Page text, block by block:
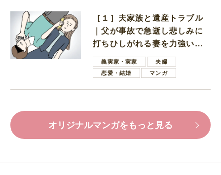
［１］夫家族と遺産トラブル
｜父が事故で急逝し悲しみに
打ちひしがれる妻を力強い言
葉で励ます夫
義実家・実家
夫婦
恋愛・結婚
マンガ
オリジナルマンガをもっと見る